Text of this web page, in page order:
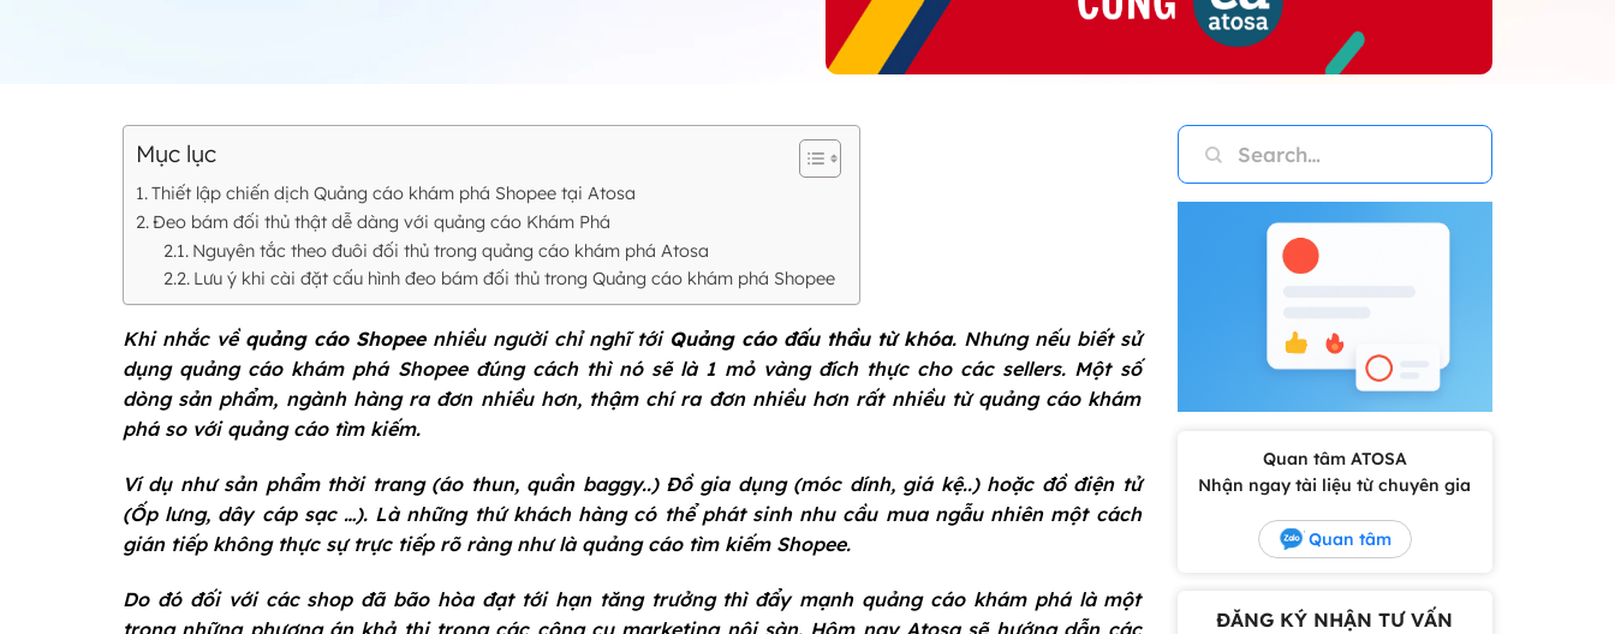
Mục lục
Thiết lập chiến dịch Quảng cáo khám phá Shopee tại Atosa
Đeo bám đối thủ thật dễ dàng với quảng cáo Khám Phá
Nguyên tắc theo đuôi đối thủ trong quảng cáo khám phá Atosa
Lưu ý khi cài đặt cấu hình đeo bám đối thủ trong Quảng cáo khám phá Shopee
Khi nhắc về quảng cáo Shopeenhiều người chỉ nghĩ tới Quảng cáo đấu thầu từ khóa. Nhưng nếu biết sử
dụng quảng cáo khám phá Shopee đúng cách thì nó sẽ là 1 mỏ vàng đích thực cho các sellers. Một số
dòng sản phẩm, ngành hàng ra đơn nhiều hơn, thậm chí ra đơn nhiều hơn rất nhiều từ quảng cáo khám
phá so với quảng cáo tìm kiếm.
Ví dụ như sản phẩm thời trang (áo thun, quần baggy..) Đồ gia dụng (móc dính, giá kệ..) hoặc đồ điện tử
(Ốp lưng, dây cáp sạc …). Là những thứ khách hàng có thể phát sinh nhu cầu mua ngẫu nhiên một cách
gián tiếp không thực sự trực tiếp rõ ràng như là quảng cáo tìm kiếm Shopee.
Do đó đối với các shop đã bão hòa đạt tới hạn tăng trưởng thì đẩy mạnh quảng cáo khám phá là một
trong những phương án khả thi trong các công cụ marketing nội sàn. Hôm nay Atosa sẽ hướng dẫn các
Quan tâm ATOSA
Nhận ngay tài liệu từ chuyên gia
Quan tâm
ĐĂNG KÝ NHẬN TƯ VẤN